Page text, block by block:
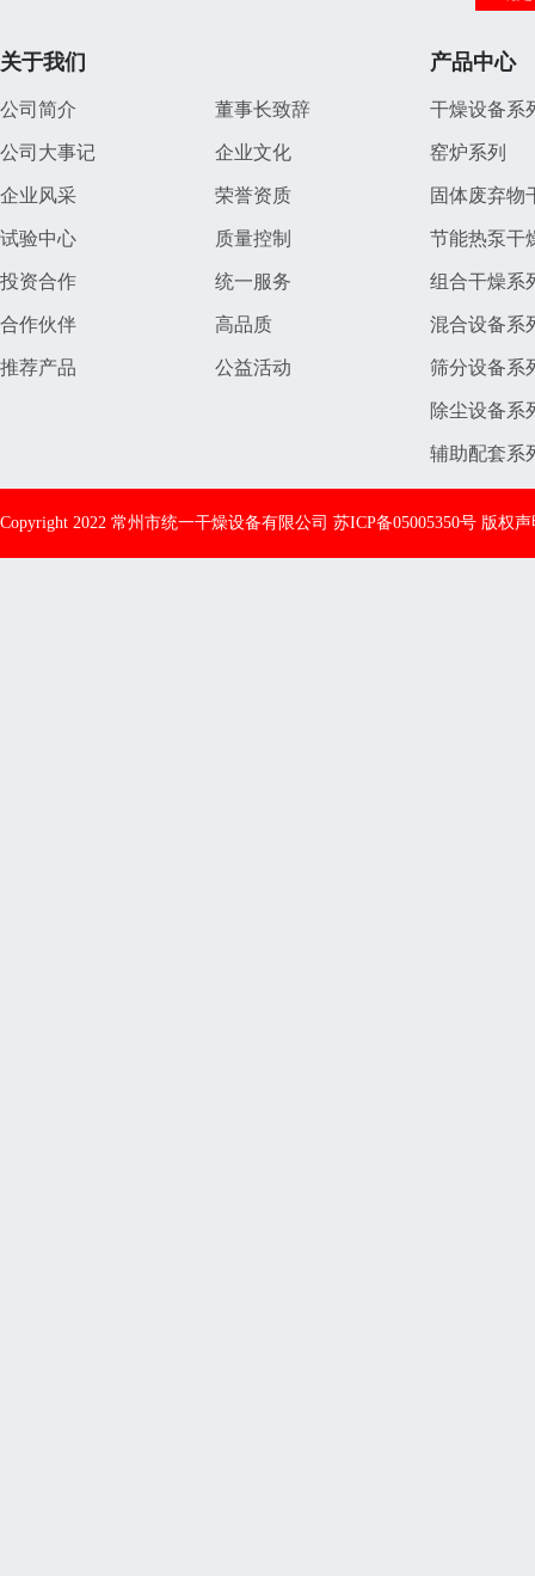
关于我们
公司简介 董事长致辞
公司大事记 企业文化
企业风采 荣誉资质
试验中心 质量控制
投资合作 统一服务
合作伙伴 高品质
推荐产品 公益活动
产品中心
干燥设备系
窑炉系列
固体废弃物
节能热泵干
组合干燥系
混合设备系
筛分设备系
除尘设备系
辅助配套系
Copyright 2022 常州市统一干燥设备有限公司 苏ICP备05005350号 版权声